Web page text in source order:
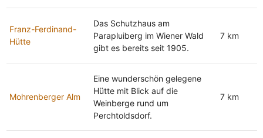
Franz-Ferdinand-
Hütte
Das Schutzhaus am
Parapluiberg im Wiener Wald
gibt es bereits seit 1905.
7 km
Mohrenberger Alm
Eine wunderschön gelegene
Hütte mit Blick auf die
Weinberge rund um
Perchtoldsdorf.
7 km